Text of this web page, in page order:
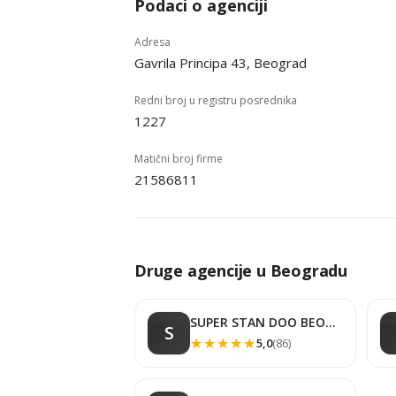
Podaci o agenciji
Adresa
Gavrila Principa 43, Beograd
Redni broj u registru posrednika
1227
Matični broj firme
21586811
Druge agencije u Beogradu
S SUPER STAN DOO BEOGRAD
★★★★★
★★★★★5,0(86)